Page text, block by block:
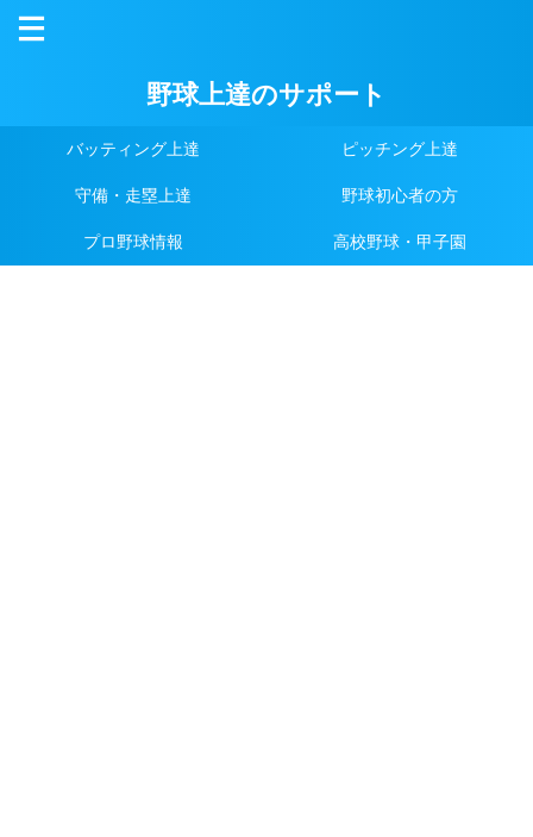
野球上達のサポート
バッティング上達 ピッチング上達
守備・走塁上達 野球初心者の方
プロ野球情報 高校野球・甲子園